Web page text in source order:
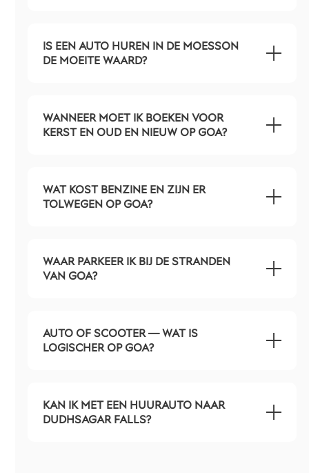
IS EEN AUTO HUREN IN DE MOESSON
DE MOEITE WAARD?
WANNEER MOET IK BOEKEN VOOR
KERST EN OUD EN NIEUW OP GOA?
WAT KOST BENZINE EN ZIJN ER
TOLWEGEN OP GOA?
WAAR PARKEER IK BIJ DE STRANDEN
VAN GOA?
AUTO OF SCOOTER — WAT IS
LOGISCHER OP GOA?
KAN IK MET EEN HUURAUTO NAAR
DUDHSAGAR FALLS?